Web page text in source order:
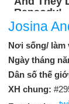
Josina
Nơi sống/ làm
Ngày tháng
Dân số thế
XH chung: